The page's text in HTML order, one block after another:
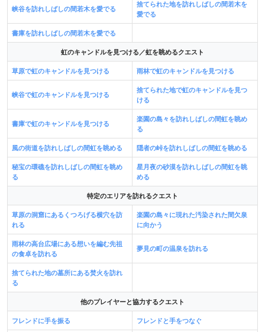
峡谷を訪れしばしの間若木を愛でる
捨てられた地を訪れしばしの間若木を
愛でる
書庫を訪れしばしの間若木を愛でる
虹のキャンドルを見つける／虹を眺めるクエスト
草原で虹のキャンドルを見つける 雨林で虹のキャンドルを見つける
峡谷で虹のキャンドルを見つける
捨てられた地で虹のキャンドルを見つ
ける
書庫で虹のキャンドルを見つける
楽園の島々を訪れしばしの間虹を眺め
る
風の街道を訪れしばしの間虹を眺める 隠者の峠を訪れしばしの間虹を眺める
秘宝の環礁を訪れしばしの間虹を眺め
る
星月夜の砂漠を訪れしばしの間虹を眺
める
特定のエリアを訪れるクエスト
草原の洞窟にあるくつろげる横穴を訪
れる
楽園の島々に現れた汚染された間欠泉
に向かう
雨林の高台広場にある想いを編む先祖
の食卓を訪れる
夢見の町の温泉を訪れる
捨てられた地の墓所にある焚火を訪れ
る
他のプレイヤーと協力するクエスト
フレンドに手を振る フレンドと手をつなぐ